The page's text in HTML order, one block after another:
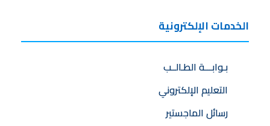
الخدمات الإلكترونية
بـوابـــة الطـالــب
التعليم الإلكتروني
رسائل الماجستير